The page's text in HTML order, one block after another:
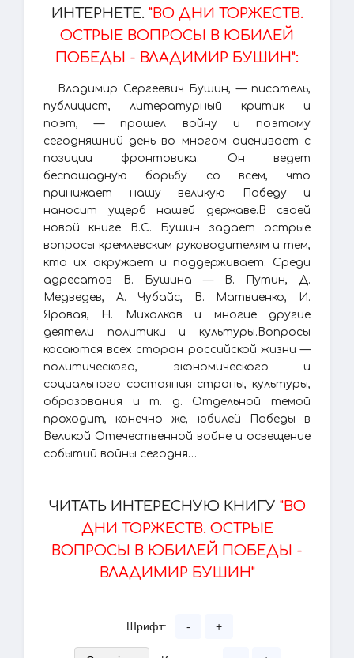
ИНТЕРНЕТЕ. "ВО ДНИ ТОРЖЕСТВ.
ОСТРЫЕ ВОПРОСЫ В ЮБИЛЕЙ
ПОБЕДЫ - ВЛАДИМИР БУШИН":
Владимир Сергеевич Бушин, — писатель,
публицист, литературный критик и
поэт, — прошел войну и поэтому
сегодняшний день во многом оценивает с
позиции фронтовика. Он ведет
беспощадную борьбу со всем, что
принижает нашу великую Победу и
наносит ущерб нашей державе.В своей
новой книге В.С. Бушин задает острые
вопросы кремлевским руководителям и тем,
кто их окружает и поддерживает. Среди
адресатов В. Бушина — В. Путин, Д.
Медведев, А. Чубайс, В. Матвиенко, И.
Яровая, Н. Михалков и многие другие
деятели политики и культуры.Вопросы
касаются всех сторон российской жизни —
политического, экономического и
социального состояния страны, культуры,
образования и т. д. Отдельной темой
проходит, конечно же, юбилей Победы в
Великой Отечественной войне и освещение
событий войны сегодня…
ЧИТАТЬ ИНТЕРЕСНУЮ КНИГУ "ВО
ДНИ ТОРЖЕСТВ. ОСТРЫЕ
ВОПРОСЫ В ЮБИЛЕЙ ПОБЕДЫ -
ВЛАДИМИР БУШИН"
Шрифт: - +